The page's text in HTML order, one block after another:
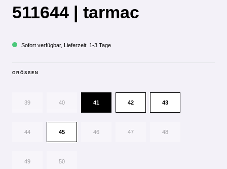
511644 | tarmac
Sofort verfügbar, Lieferzeit: 1-3 Tage
GRÖSSEN
39 40 41 42 43
44 45 46 47 48
49 50